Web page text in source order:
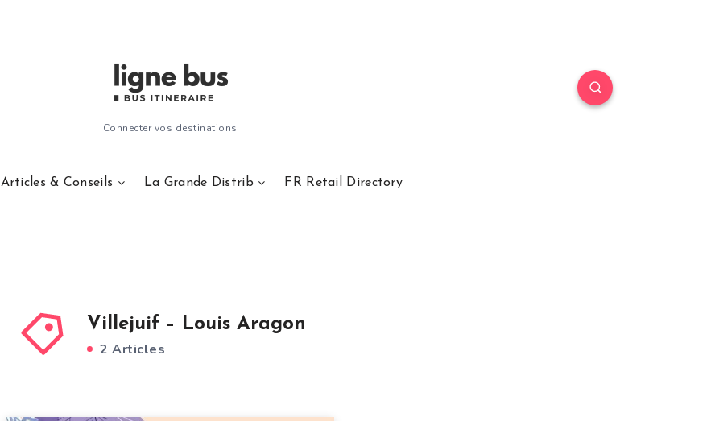
Connecter vos destinations
Articles & Conseils La Grande Distrib FR Retail Directory
Villejuif – Louis Aragon
2 Articles